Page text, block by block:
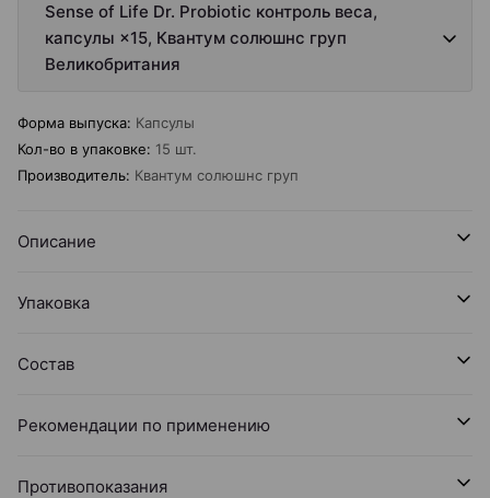
Sense of Life Dr. Probiotic контроль веса,
капсулы ×15, Квантум солюшнс груп
Великобритания
Форма выпуска: Капсулы
Кол-во в упаковке: 15 шт.
Производитель: Квантум солюшнс груп
Описание
Упаковка
Состав
Рекомендации по применению
Противопоказания